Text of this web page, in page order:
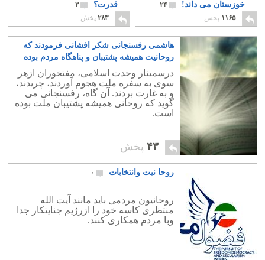
خوزستان می داند!
۲۴
۱۱۶۵ پخش
قدرت؟
۳
۲۸۳ پخش
هاشمی رفسنجانی شکر افشانی فرمودند که
روحانیت همیشه پشتیبان و پناهگاه مردم بوده
درسمینار وحدت اسلامی، مفتخوران ازهر
سوی به سفره ملت هجوم آوردند، چریدند،
و به غارت بردند. آن گاه، رفسنجانی می
گوید که روحانی همیشه پشتیبان ملت بوده
است.
۴۳ پخش
روحا نیت وانتخابات ۰
روحانیون مردمی باید مانند آیت الله
منتظری کاسه خود را ازرژیم جنایتکار جدا
وبا مردم همکاری کنند.